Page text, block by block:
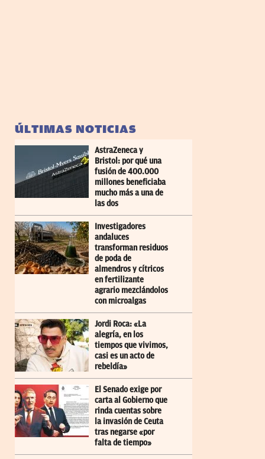
ÚLTIMAS NOTICIAS
AstraZeneca y
Bristol: por qué una
fusión de 400.000
millones beneficiaba
mucho más a una de
las dos
Investigadores
andaluces
transforman residuos
de poda de
almendros y cítricos
en fertilizante
agrario mezclándolos
con microalgas
Jordi Roca: «La
alegría, en los
tiempos que vivimos,
casi es un acto de
rebeldía»
El Senado exige por
carta al Gobierno que
rinda cuentas sobre
la invasión de Ceuta
tras negarse «por
falta de tiempo»